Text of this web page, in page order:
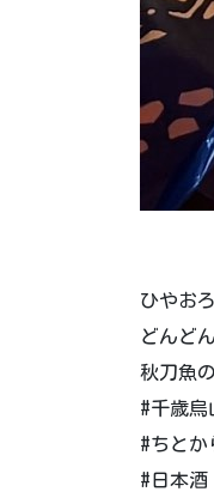
ひやお
どんど
秋刀魚
#千歳
#ちと
#日本